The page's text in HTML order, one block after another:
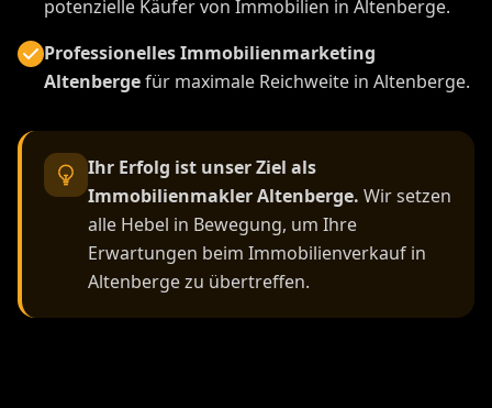
potenzielle Käufer von Immobilien in Altenberge.
Professionelles Immobilienmarketing
Altenbergefür maximale Reichweite in Altenberge.
Ihr Erfolg ist unser Ziel als
Immobilienmakler Altenberge. Wir setzen
alle Hebel in Bewegung, um Ihre
Erwartungen beim Immobilienverkauf in
Altenberge zu übertreffen.